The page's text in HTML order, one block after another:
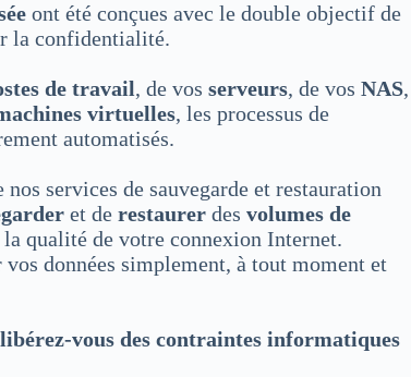
ont été conçues avec le double objectif de
la confidentialité.
de travail, de vos serveurs, de vos NAS,
virtuelles, les processus de
automatisés.
services de sauvegarde et restauration
et de restaurer des volumes de
qualité de votre connexion Internet.
données simplement, à tout moment et
libérez-vous des contraintes informatiques